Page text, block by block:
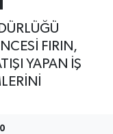
FIRIN,
YAPAN İŞ